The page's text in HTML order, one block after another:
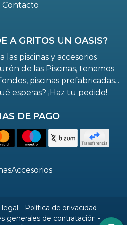
A GRITOS UN OASIS?
las piscinas y accesorios
de las Piscinas, tenemos
piscinas prefabricadas...
esperas? ¡Haz tu pedido!
DE PAGO
Contacto
Accesorios
legal - Política de privacidad -
generales de contratación -